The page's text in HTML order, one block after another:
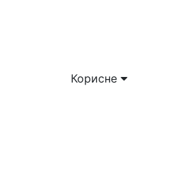
Корисне